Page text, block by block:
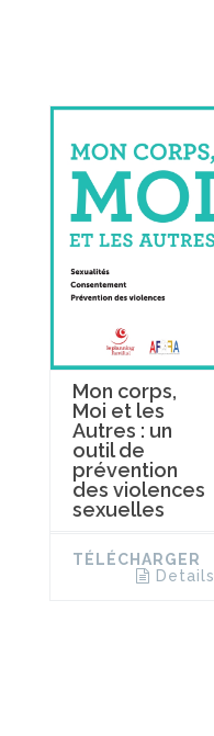
Mon corps,
Moi et les
Autres : un
outil de
prévention
des violences
sexuelles
TÉLÉCHARGER
Details